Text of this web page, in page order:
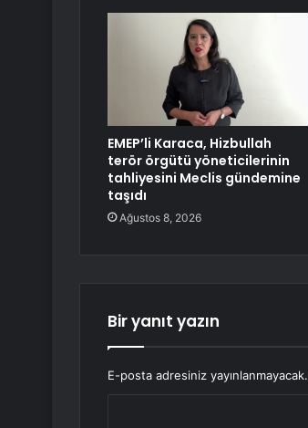
EMEP’li Karaca, Hizbullah
terör örgütü yöneticilerinin
tahliyesini Meclis gündemine
taşıdı
Ağustos 8, 2026
Bir yanıt yazın
E-posta adresiniz yayınlanmayacak.